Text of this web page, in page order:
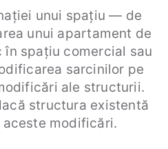
unui spațiu — de
unui apartament de
spațiu comercial sau
sarcinilor pe
ale structurii.
structura existentă
modificări.